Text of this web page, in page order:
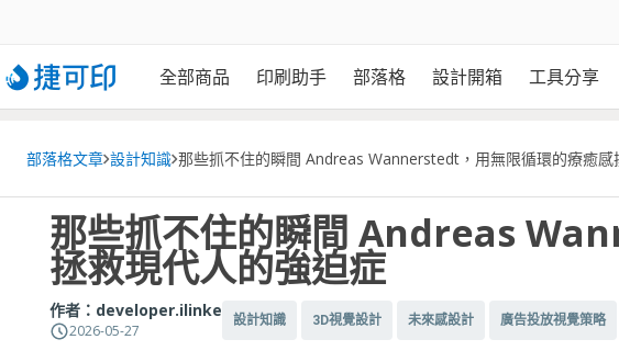
全部商品 印刷助手 部落格 設計開箱 工具分享
部落格文章 設計知識 那些抓不住的瞬間 Andreas Wannerstedt，用無限循環的療癒感
那些抓不住的瞬間 Andreas
拯救現代人的強迫症
作者： developer.ilinke
2026-05-27
設計知識 3D視覺設計 未來感設計 廣告投放視覺策略